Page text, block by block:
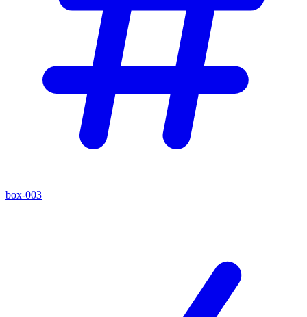
box-003